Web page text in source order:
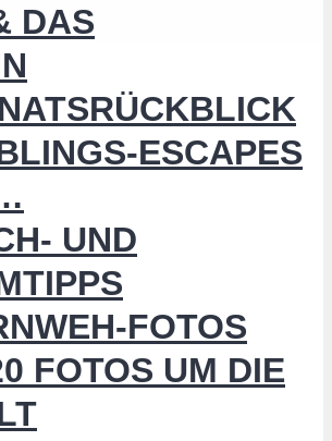
DAS
ESCAPES
UND
FOTOS
FOTOS UM DIE